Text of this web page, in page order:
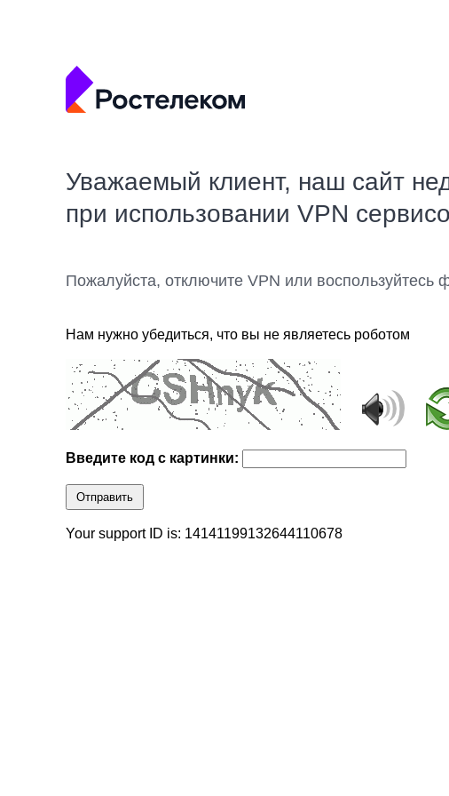
Уважаемый клиент, наш сайт
при использовании VPN
Пожалуйста, отключите VPN или
Нам нужно убедиться, что вы не являетесь роботом
Введите код с картинки:
Отправить
Your support ID is: 14141199132644110678